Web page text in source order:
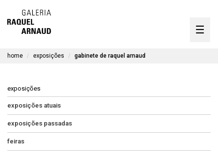
☰
timeline
home exposições gabinete de raquel arnaud
exposições
exposições atuais
exposições passadas
feiras